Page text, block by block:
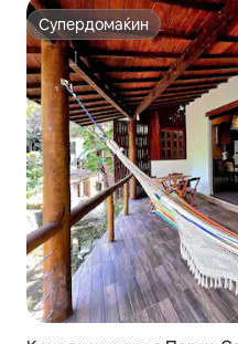
Супердомаќин
Супердомаќин